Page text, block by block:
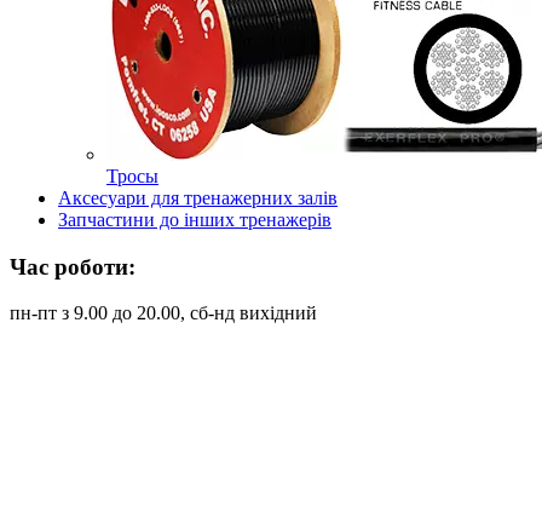
Тросы
Аксесуари для тренажерних залів
Запчастини до інших тренажерів
Час роботи:
пн-пт з 9.00 до 20.00, сб-нд вихідний